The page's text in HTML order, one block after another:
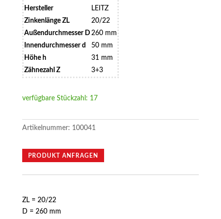
Hersteller
LEITZ
Zinkenlänge ZL
20/22
Außendurchmesser D 260 mm
Innendurchmesser d
50 mm
Höhe h
31 mm
Zähnezahl Z
3+3
verfügbare Stückzahl: 17
Artikelnummer: 100041
PRODUKT ANFRAGEN
ZL = 20/22
D = 260 mm